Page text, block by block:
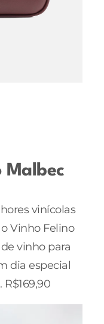
Malbec
vinícolas
Vinho Felino
vinho para
dia especial